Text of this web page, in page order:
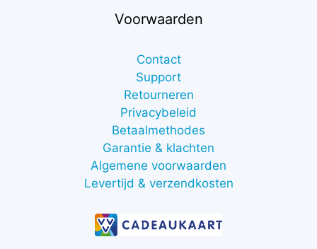
Voorwaarden
Contact
Support
Retourneren
Privacybeleid
Betaalmethodes
Garantie & klachten
Algemene voorwaarden
Levertijd & verzendkosten